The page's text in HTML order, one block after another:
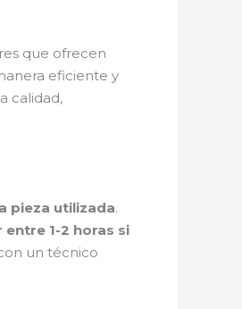
que ofrecen
eficiente y
calidad,
pieza utilizada.
1-2 horas si
un técnico